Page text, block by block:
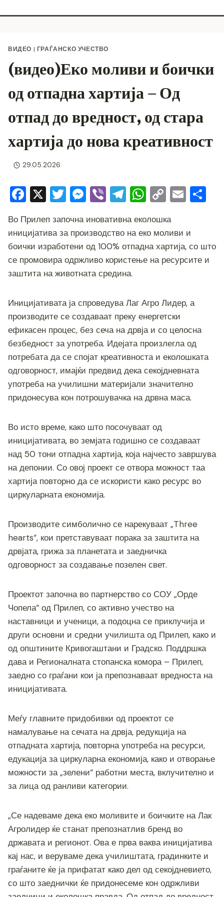
ВИДЕО | ГРАЃАНСКО УЧЕСТВО
(видео)Еко моливи и боички
од отпадна хартија – Од
отпад до вредност, од стара
хартија до нова креативност
29.05.2026
F
c
e
b
o
k
X T
tt
er
M
ss
e
n
g
Vi
er
T
e
gr
a
m
W
at
s
A
C
p
y
Li
E
ai
l e
Во Прилеп започна иновативна еколошка
иницијатива за производство на еко моливи и
боички изработени од 100% отпадна хартија, со што
се промовира одржливо користење на ресурсите и
заштита на животната средина.
Иницијативата ја спроведува Лаг Агро Лидер, а
производите се создаваат преку енергетски
ефикасен процес, без сеча на дрвја и со целосна
безбедност за употреба. Идејата произлегла од
потребата да се спојат креативноста и еколошката
одговорност, имајќи предвид дека секојдневната
употреба на училишни материјали значително
придонесува кон потрошувачка на дрвна маса.
Во исто време, како што посочуваат од
иницијативата, во земјата годишно се создаваат
над 50 тони отпадна хартија, која најчесто завршува
на депонии. Со овој проект се отвора можност таа
хартија повторно да се искористи како ресурс во
циркуларната економија.
Производите симболично се нарекуваат „Three
hearts“, кои претставуваат порака за заштита на
дрвјата, грижа за планетата и заедничка
одговорност за создавање позелен свет.
Проектот започна во партнерство со СОУ „Орде
Чопела“ од Прилеп, со активно учество на
наставници и ученици, а подоцна се приклучија и
други основни и средни училишта од Прилеп, како и
од општините Кривогаштани и Градско. Поддршка
дава и Регионалната стопанска комора – Прилеп,
заедно со граѓани кои ја препознаваат вредноста на
иницијативата.
Меѓу главните придобивки од проектот се
намалување на сечата на дрвја, редукција на
отпадната хартија, повторна употреба на ресурси,
едукација за циркуларна економија, како и отворање
можности за „зелени“ работни места, вклучително и
за лица од ранливи категории.
„Се надеваме дека еко моливите и боичките на Лак
Агролидер ќе станат препознатлив бренд во
државата и регионот. Ова е прва ваква иницијатива
кај нас, и веруваме дека училиштата, градинките и
граѓаните ќе ја прифатат како дел од секојдневието,
со што заеднички ќе придонесеме кон одржливи